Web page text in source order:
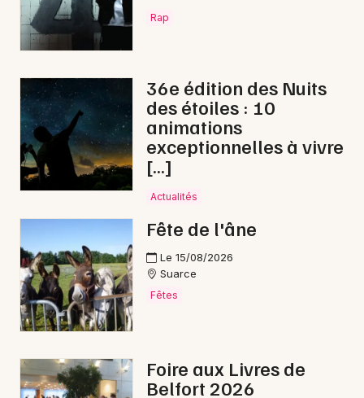
Rap
36e édition des Nuits
des étoiles : 10
animations
exceptionnelles à vivre
[…]
Actualités
Fête de l'âne
Le 15/08/2026
Suarce
Fêtes
Foire aux Livres de
Belfort 2026